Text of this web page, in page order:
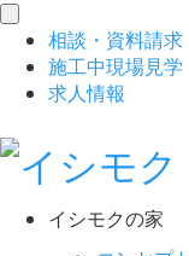
toggle
navigation
相談 ・ 資料請求
施工中現場見学
求人情報
イシモクの家